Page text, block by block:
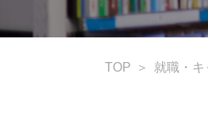
TOP 就職・キ